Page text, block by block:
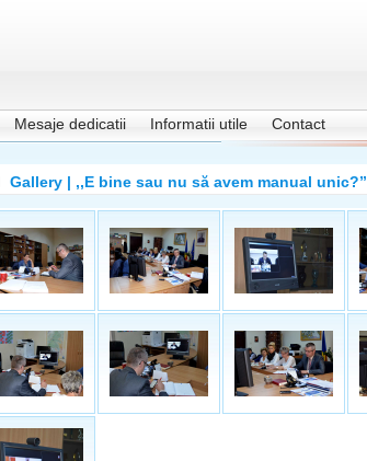
Mesaje dedicatii Informatii utile Contact
Gallery | ,,E bine sau nu să avem manual unic?”